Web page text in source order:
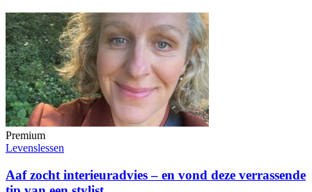
Premium
Levenslessen
Aaf zocht interieuradvies – en vond deze verrassende